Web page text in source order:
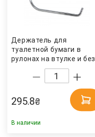
Держатель для
туалетной бумаги в
рулонах на втулке и без
втулки, метал. Китай
295.8₴
В наличии